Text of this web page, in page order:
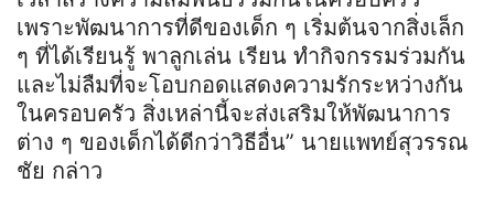
เพราะพัฒนาการที่ดีของเด็ก ๆ เริ่มต้นจากสิ่งเล็ก
ๆ ที่ได้เรียนรู้ พาลูกเล่น เรียน ทำกิจกรรมร่วมกัน
และไม่ลืมที่จะโอบกอดแสดงความรักระหว่างกัน
ในครอบครัว สิ่งเหล่านี้จะส่งเสริมให้พัฒนาการ
ต่าง ๆ ของเด็กได้ดีกว่าวิธีอื่น” นายแพทย์สุวรรณ
ชัย กล่าว